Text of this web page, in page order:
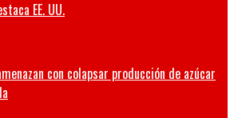
EE. UU.
con colapsar producción de azúcar